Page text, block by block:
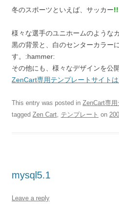
冬のスポーツといえば、サッカー!!
様々な選手のユニホームのような
黒の背景と、白のセンターカラー
す。:hammer:
その他にも、様々なデザインを公
ZenCart専用テンプレートサイト
This entry was posted in ZenCart専
tagged Zen Cart, テンプレート on
mysql5.1
Leave a reply